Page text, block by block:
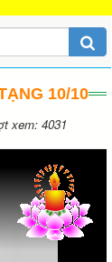
10/10
xem: 4031